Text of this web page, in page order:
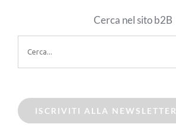
Cerca nel sito b2B
per:
ISCRIVITI ALLA NEWSLETTER